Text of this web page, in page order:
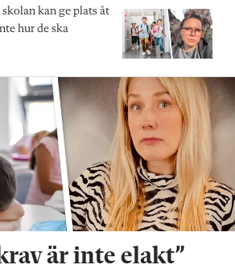
skolan kan ge plats åt
hur de ska
är inte elakt”